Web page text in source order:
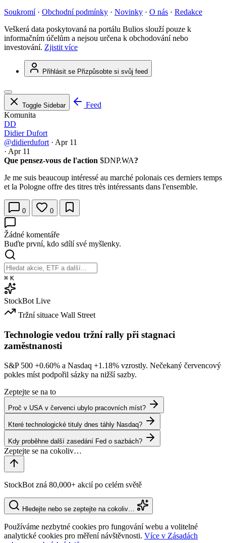
Soukromí · Obchodní podmínky · Novinky · O nás · Redakce
Veškerá data poskytovaná na portálu Bulios slouží pouze k
informačním účelům a nejsou určena k obchodování nebo
investování. Zjistit více
Přihlásit se Přizpůsobte si svůj feed
Toggle Sidebar
Feed
Komunita
DD
Didier Dufort
@didierdufort · Apr 11
· Apr 11
Que pensez-vous de l'action $DNP.WA?
Je me suis beaucoup intéressé au marché polonais ces derniers temps
et la Pologne offre des titres très intéressants dans l'ensemble.
0 0
Žádné komentáře
Buďte první, kdo sdílí své myšlenky.
⌘ K
StockBot Live
Tržní situace Wall Street
Technologie vedou tržní rally při stagnaci
zaměstnanosti
S&P 500 +0.60% a Nasdaq +1.18% vzrostly. Nečekaný červencový
pokles míst podpořil sázky na nižší sazby.
Zeptejte se na to
Proč v USA v červenci ubylo pracovních míst?
Které technologické tituly dnes táhly Nasdaq?
Kdy proběhne další zasedání Fed o sazbách?
StockBot zná 80,000+ akcií po celém světě
Hledejte nebo se zeptejte na cokoliv…
Používáme nezbytné cookies pro fungování webu a volitelné
analytické cookies pro měření návštěvnosti. Více v Zásadách